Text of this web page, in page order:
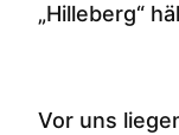
„Hilleberg“
Vor uns